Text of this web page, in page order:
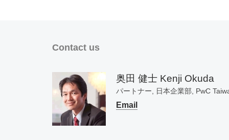
Contact us
奥田 健士 Kenji Okuda
パートナー, 日本企業部, PwC
Email